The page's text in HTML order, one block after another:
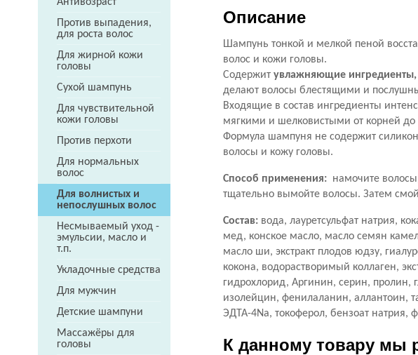
Против выпадения,
для роста волос
Для жирной кожи
головы
Сухой шампунь
Для чувствительной
кожи головы
Против перхоти
Для нормальных
волос
Для волнистых и
непослушных волос
Несмываемый уход -
эмульсии, масло и
т.п.
Укладочные средства
Для мужчин
Детские шампуни
Массажёры для
головы
Описание
Шампунь тонкой и мелкой пеной
волос и кожи головы.
Содержитувлажняющие ингредиенты,
делают волосы блестящими и
Входящие в состав ингредиенты
мягкими и шелковистыми от корней до
Формула шампуня не содержит
волосы и кожу головы.
Способ применения: намочите
тщательно вымойте волосы. Затем
Состав: вода, лауретсульфат натрия,
мед, конское масло, масло семян
масло ши, экстракт плодов юдзу,
кокона, водорастворимый коллаген,
гидрохлорид, Аргинин, серин, пролин,
изолейцин, фенилаланин, аллантоин,
ЭДТА-4Na, токоферол, бензоат натрия,
К данному товару мы